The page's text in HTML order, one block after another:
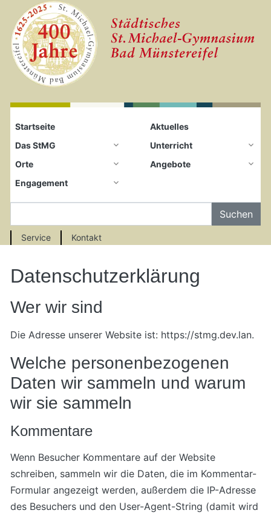
Zum Seiteninhalt springen
Startseite
Startseite
Aktuelles
Das StMG
Unterricht
Orte
Angebote
Engagement
Service Kontakt
Datenschutzerklärung
Wer wir sind
Die Adresse unserer Website ist: https://stmg.dev.lan.
Welche personenbezogenen
Daten wir sammeln und warum
wir sie sammeln
Kommentare
Wenn Besucher Kommentare auf der Website
schreiben, sammeln wir die Daten, die im Kommentar-
Formular angezeigt werden, außerdem die IP-Adresse
des Besuchers und den User-Agent-String (damit wird